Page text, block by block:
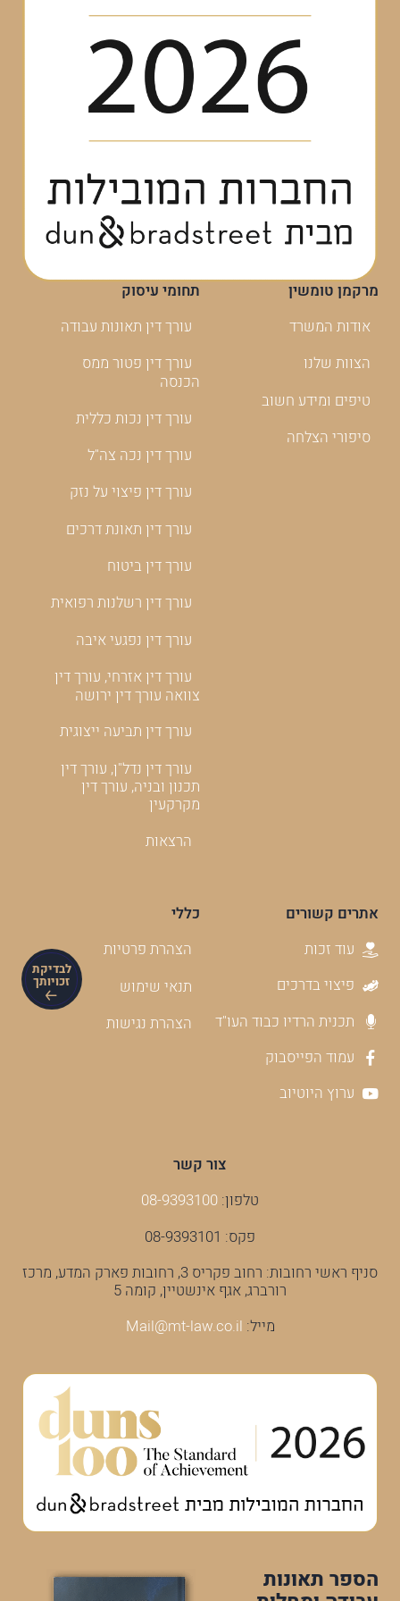
לבדיקת
זכויותך
מרקמן טומשין
אודות המשרד
הצוות שלנו
טיפים ומידע חשוב
סיפורי הצלחה
תחומי עיסוק
עורך דין תאונות עבודה
עורך דין פטור ממס
הכנסה
עורך דין נכות כללית
עורך דין נכה צה"ל
עורך דין פיצוי על נזק
עורך דין תאונת דרכים
עורך דין ביטוח
עורך דין רשלנות רפואית
עורך דין נפגעי איבה
עורך דין אזרחי, עורך דין
צוואה עורך דין ירושה
עורך דין תביעה ייצוגית
עורך דין נדל"ן, עורך דין
תכנון ובניה, עורך דין
מקרקעין
הרצאות
אתרים קשורים
עוד זכות
פיצוי בדרכים
תכנית הרדיו כבוד העו"ד
עמוד הפייסבוק
ערוץ היוטיוב
כללי
הצהרת פרטיות
תנאי שימוש
הצהרת נגישות
צור קשר
טלפון: 08-9393100
פקס: 08-9393101
סניף ראשי רחובות: רחוב פקריס 3, רחובות פארק המדע, מרכז
רורברג, אגף אינשטיין, קומה 5
מייל: Mail@mt-law.co.il
הספר תאונות